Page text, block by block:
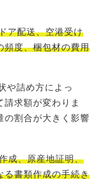
ア配送、空港受け
頻度、梱包材の費用
や詰め方によっ
求額が変わりま
の割合が大きく影響
成、原産地証明、
る書類作成の手続き